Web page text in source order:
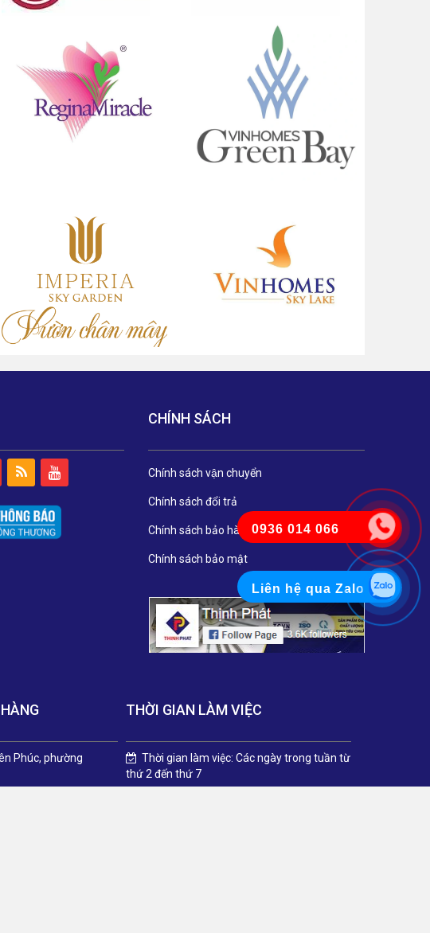
CHÍNH SÁCH
Chính sách vận chuyển
Chính sách đổi trả
Chính sách bảo hành
Chính sách bảo mật
Phúc, phường
THỜI GIAN LÀM VIỆC
Thời gian làm việc: Các ngày trong tuần từ
thứ 2 đến thứ 7
0936 014 066
Liên hệ qua Zalo